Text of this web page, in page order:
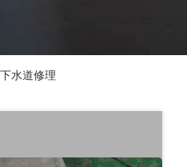
水道修理